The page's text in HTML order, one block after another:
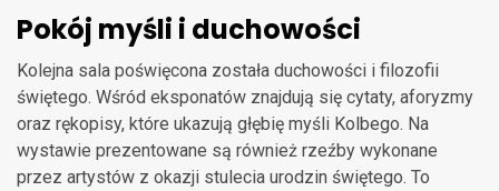
Pokój myśli i duchowości
Kolejna sala poświęcona została duchowości i filozofii
świętego. Wśród eksponatów znajdują się cytaty, aforyzmy
oraz rękopisy, które ukazują głębię myśli Kolbego. Na
wystawie prezentowane są również rzeźby wykonane
przez artystów z okazji stulecia urodzin świętego. To